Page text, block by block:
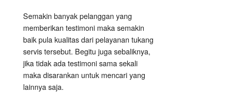
Semakin banyak pelanggan yang
memberikan testimoni maka semakin
baik pula kualitas dari pelayanan tukang
servis tersebut. Begitu juga sebaliknya,
jika tidak ada testimoni sama sekali
maka disarankan untuk mencari yang
lainnya saja.